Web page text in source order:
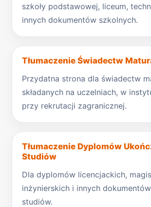
szkoły podstawowej, liceum,
innych dokumentów szkolnych.
Tłumaczenie Świadectw
Przydatna strona dla świadectw
składanych na uczelniach, w
przy rekrutacji zagranicznej.
Tłumaczenie Dyplomów
Studiów
Dla dyplomów licencjackich,
inżynierskich i innych
studiów.